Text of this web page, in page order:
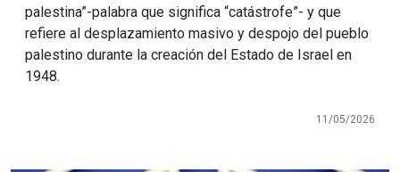
palestina”-palabra que significa “catástrofe”- y que
refiere al desplazamiento masivo y despojo del pueblo
palestino durante la creación del Estado de Israel en
1948.
11/05/2026